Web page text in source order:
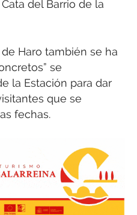
del Barrio de la
Haro también se ha
se
la Estación para dar
que se
fechas.